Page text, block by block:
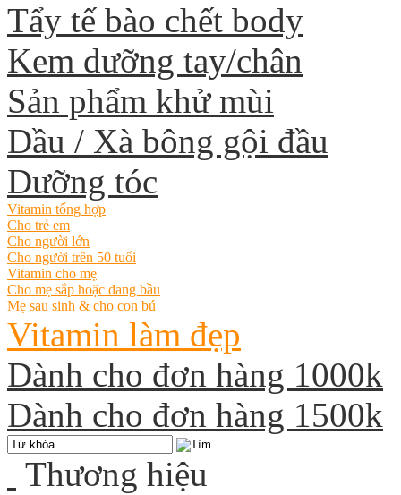
Tẩy tế bào chết body
Kem dưỡng tay/chân
Sản phẩm khử mùi
Dầu / Xà bông gội đầu
Dưỡng tóc
Vitamin tổng hợp
Cho trẻ em
Cho người lớn
Cho người trên 50 tuổi
Vitamin cho mẹ
Cho mẹ sắp hoặc đang bầu
Mẹ sau sinh & cho con bú
Vitamin làm đẹp
Dành cho đơn hàng 1000k
Dành cho đơn hàng 1500k
Thương hiệu